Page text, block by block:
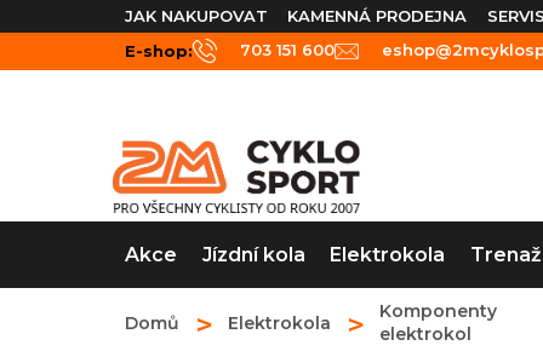
na
obsah
JAK NAKUPOVAT KAMENNÁ PRODEJNA SERVIS
E-shop:
703 151 600
Akce Jízdní kola Elektrokola
Domů Elektrokola
Komponenty
elektrokol